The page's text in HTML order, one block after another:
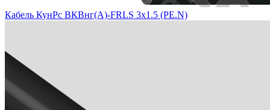
Кабель КунРс ВКВнг(А)-FRLS 3х1.5 (PE.N)